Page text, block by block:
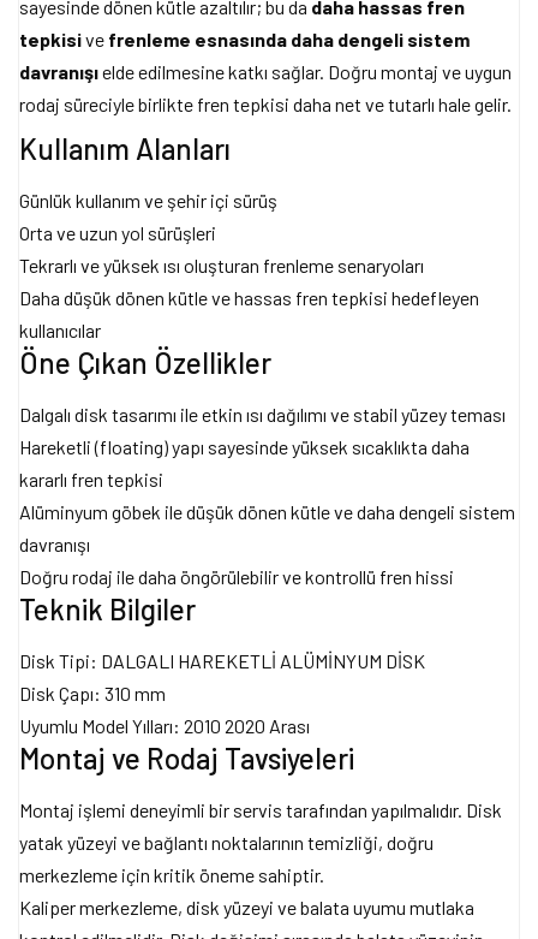
sayesinde dönen kütle azaltılır; bu da daha hassas fren
tepkisive frenleme esnasında daha dengeli sistem
davranışıelde edilmesine katkı sağlar. Doğru montaj ve uygun
rodaj süreciyle birlikte fren tepkisi daha net ve tutarlı hale gelir.
Kullanım Alanları
Günlük kullanım ve şehir içi sürüş
Orta ve uzun yol sürüşleri
Tekrarlı ve yüksek ısı oluşturan frenleme senaryoları
Daha düşük dönen kütle ve hassas fren tepkisi hedefleyen
kullanıcılar
Öne Çıkan Özellikler
Dalgalı disk tasarımı ile etkin ısı dağılımı ve stabil yüzey teması
Hareketli (floating) yapı sayesinde yüksek sıcaklıkta daha
kararlı fren tepkisi
Alüminyum göbek ile düşük dönen kütle ve daha dengeli sistem
davranışı
Doğru rodaj ile daha öngörülebilir ve kontrollü fren hissi
Teknik Bilgiler
Disk Tipi: DALGALI HAREKETLİ ALÜMİNYUM DİSK
Disk Çapı: 310 mm
Uyumlu Model Yılları: 2010 2020 Arası
Montaj ve Rodaj Tavsiyeleri
Montaj işlemi deneyimli bir servis tarafından yapılmalıdır. Disk
yatak yüzeyi ve bağlantı noktalarının temizliği, doğru
merkezleme için kritik öneme sahiptir.
Kaliper merkezleme, disk yüzeyi ve balata uyumu mutlaka